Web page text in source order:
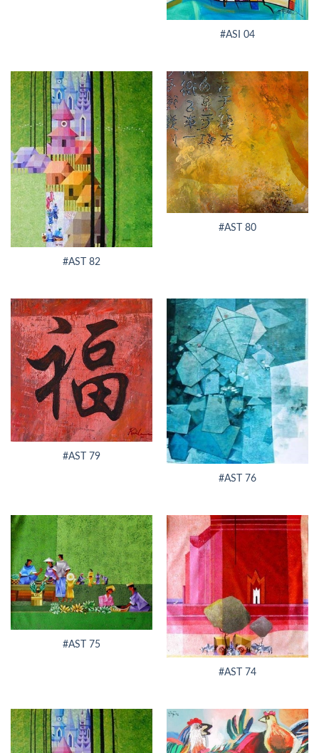
#ASI 04
#AST 82
#AST 80
#AST 79
#AST 76
#AST 75
#AST 74